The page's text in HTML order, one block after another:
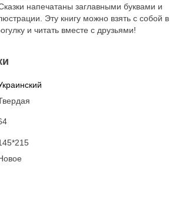
напечатаны заглавными буквами и
Эту книгу можно взять с собой в
и читать вместе с друзьями!